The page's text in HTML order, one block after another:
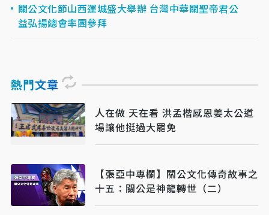
關公文化節山西運城盛大舉辦 台灣中華關聖帝君公
益弘揚總會率團參拜
熱門文章
人在做 天在看 洪孟楷感恩姜太公道
場讓他挺過大罷免
【張亞中專欄】關公文化傳奇故事之
十五：關公是神龍轉世（二）